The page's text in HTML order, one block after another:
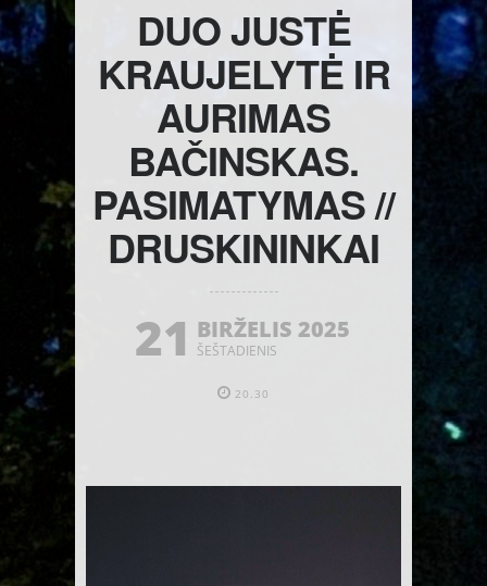
DUO JUSTĖ
KRAUJELYTĖ IR
AURIMAS
BAČINSKAS.
PASIMATYMAS //
DRUSKININKAI
21 BIRŽELIS 2025
ŠEŠTADIENIS
20.30